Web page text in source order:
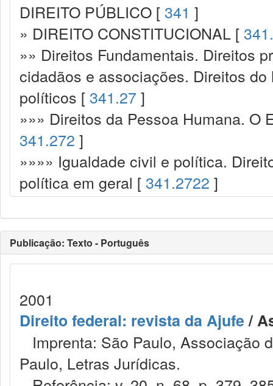
DIREITO PÚBLICO [ 341 ]
» DIREITO CONSTITUCIONAL [
»» Direitos Fundamentais. Direitos
cidadãos e associações. Direitos
políticos [ 341.27 ]
»»» Direitos da Pessoa Humana.
341.272 ]
»»»» Igualdade civil e política.
política em geral [ 341.2722 ]
Publicação: Texto - Português
2001
Direito federal: revista da Ajufe/
Imprenta: São Paulo, Associação
Paulo, Letras Jurídicas.